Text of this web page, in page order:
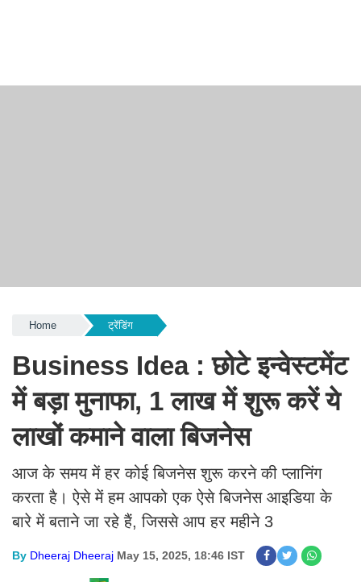
Home ट्रेंडिंग
Business Idea : छोटे इन्वेस्टमेंट
में बड़ा मुनाफा, 1 लाख में शुरू करें ये
लाखों कमाने वाला बिजनेस
आज के समय में हर कोई बिजनेस शुरू करने की प्लानिंग
करता है। ऐसे में हम आपको एक ऐसे बिजनेस आइडिया के
बारे में बताने जा रहे हैं, जिससे आप हर महीने 3
By Dheeraj Dheeraj May 15, 2025, 18:46 IST